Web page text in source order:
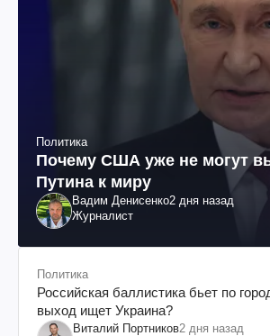
Политика
Почему США уже не могут
Путина к миру
Вадим Денисенко2 дня назад
Журналист
Политика
Российская баллистика бьет по
выход ищет Украина?
Виталий Портников2 дня назад